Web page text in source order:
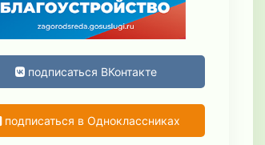
подписаться ВКонтакте
подписаться в Одноклассниках